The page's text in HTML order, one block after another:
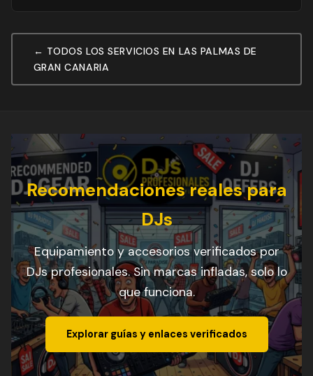
← TODOS LOS SERVICIOS EN LAS PALMAS DE
GRAN CANARIA
Recomendaciones reales para
DJs
Equipamiento y accesorios verificados por
DJs profesionales. Sin marcas infladas, solo lo
que funciona.
Explorar guías y enlaces verificados